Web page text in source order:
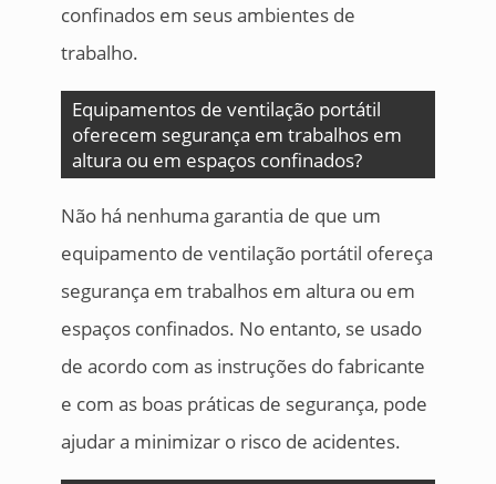
confinados em seus ambientes de
trabalho.
Equipamentos de ventilação portátil
oferecem segurança em trabalhos em
altura ou em espaços confinados?
Não há nenhuma garantia de que um
equipamento de ventilação portátil ofereça
segurança em trabalhos em altura ou em
espaços confinados. No entanto, se usado
de acordo com as instruções do fabricante
e com as boas práticas de segurança, pode
ajudar a minimizar o risco de acidentes.